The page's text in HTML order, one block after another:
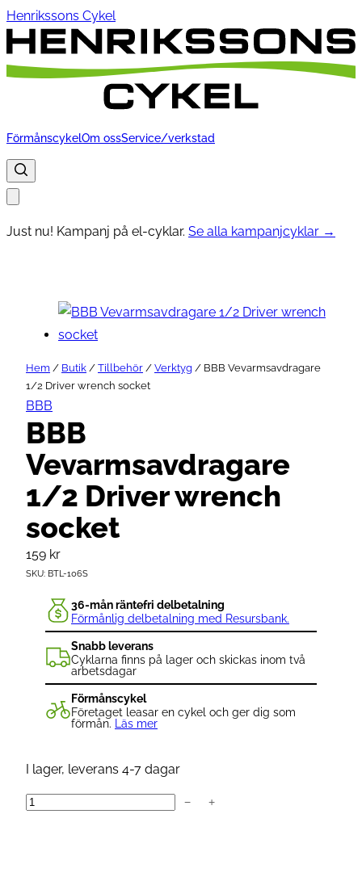
Henrikssons Cykel
FörmånscykelOm ossService/verkstad
Just nu! Kampanj på el-cyklar. Se alla kampanjcyklar →
Hem / Butik / Tillbehör / Verktyg / BBB Vevarmsavdragare
1/2 Driver wrench socket
BBB
BBB
Vevarmsavdragare
1/2 Driver wrench
socket
159 kr
SKU: BTL-106S
36-mån räntefri delbetalning
Förmånlig delbetalning med Resursbank.
Snabb leverans
Cyklarna finns på lager och skickas inom två
arbetsdagar
Förmånscykel
Företaget leasar en cykel och ger dig som
förmån.
Läs mer
I lager, leverans 4-7 dagar
B
− +